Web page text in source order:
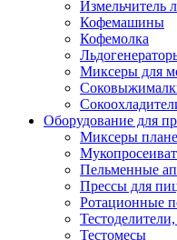
Измельчитель
Кофемашины
Кофемолка
Миксеры для
Оборудование для
Миксеры
Пельменные
Прессы для
Ротационные
Тестомесы